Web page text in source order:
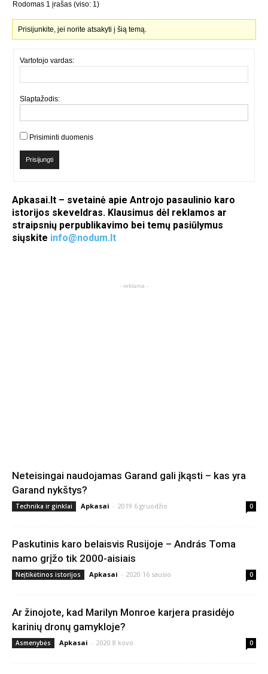
Rodomas 1 įrašas (viso: 1)
Prisijunkite, jei norite atsakyti į šią temą.
Vartotojo vardas:
Slaptažodis:
Prisiminti duomenis
Prisijungti
Apkasai.lt – svetainė apie Antrojo pasaulinio karo
istorijos skeveldras. Klausimus dėl reklamos ar
straipsnių perpublikavimo bei temų pasiūlymus
siųskite info@nodum.lt
- reklama -
Neteisingai naudojamas Garand gali įkąsti – kas yra
Garand nykštys?
Technika ir ginklai Apkasai - 2019 6 gruodžio 0
Paskutinis karo belaisvis Rusijoje – András Toma
namo grįžo tik 2000-aisiais
Neįtikėtinos istorijos Apkasai - 2020 16 sausio 0
Ar žinojote, kad Marilyn Monroe karjera prasidėjo
karinių dronų gamykloje?
Asmenybės Apkasai - 2020 8 kovo 0